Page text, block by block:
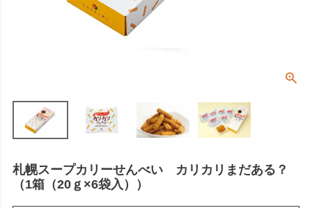
札幌スープカリーせんべい カリカリまだある？
（1箱（20ｇ×6袋入））